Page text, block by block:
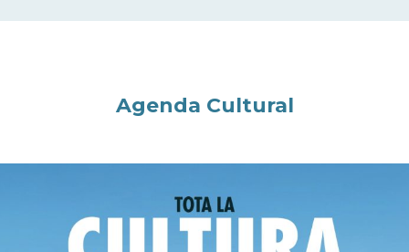
Agenda Cultural